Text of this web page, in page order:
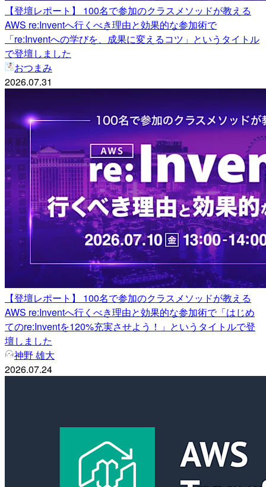
【登壇レポート】 100名で参加のクラスメソッドが教える
AWS re:Inventへ行くべき理由と効果的な参加術で
「re:Inventへの学びを、成果に変えるコツ」というタイトル
で登壇しました
おつまみ
2026.07.31
【登壇レポート】 100名で参加のクラスメソッドが教える
AWS re:Inventへ行くべき理由と効果的な参加術で「はじめ
てのre:Inventを120%充実させよう！」というタイトルで登
壇しました
神野 雄大
2026.07.24